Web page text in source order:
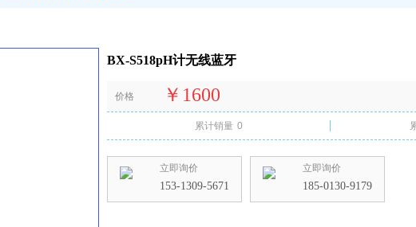
BX-S518pH计无线蓝牙
价格 ￥1600
累计销量 0
立即询价
153-1309-5671
立即询价
185-0130-9179